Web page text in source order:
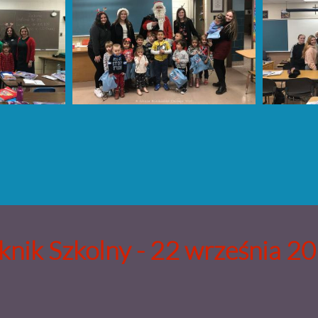
Szkolny - 22 września